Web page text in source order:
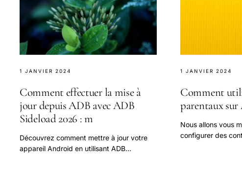
1 JANVIER 2024
Comment effectuer la mise à
jour depuis ADB avec ADB
Sideload 2026 : m
Découvrez comment mettre à jour votre
appareil Android en utilisant ADB
1 JANVIER 2024
Comment
parentaux
Nous allons vous
configurer des